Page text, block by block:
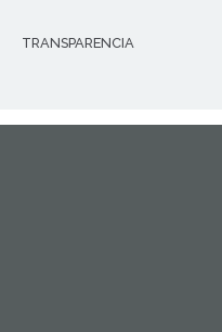
TRANSPARENCIA